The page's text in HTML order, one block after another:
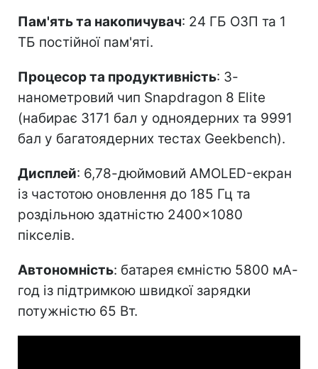
Пам'ять та накопичувач: 24 ГБ ОЗП та 1
ТБ постійної пам'яті.
Процесор та продуктивність: 3-
нанометровий чип Snapdragon 8 Elite
(набирає 3171 бал у одноядерних та 9991
бал у багатоядерних тестах Geekbench).
Дисплей: 6,78-дюймовий AMOLED-екран
із частотою оновлення до 185 Гц та
роздільною здатністю 2400×1080
пікселів.
Автономність: батарея ємністю 5800 мА-
год із підтримкою швидкої зарядки
потужністю 65 Вт.